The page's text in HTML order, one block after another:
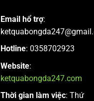
Email hổ trợ:
Hotline: 0358702923
Website:
ketquabongda247.com
Thời gian làm việc: Thứ